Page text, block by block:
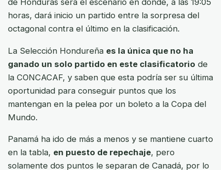
de Honduras será el escenario en donde, a las 19:05
horas, dará inicio un partido entre la sorpresa del
octagonal contra el último en la clasificación.
La Selección Hondureña es la única que no ha
ganado un solo partido en este clasificatorio de
la CONCACAF, y saben que esta podría ser su última
oportunidad para conseguir puntos que los
mantengan en la pelea por un boleto a la Copa del
Mundo.
Panamá ha ido de más a menos y se mantiene cuarto
en la tabla, en puesto de repechaje, pero
solamente dos puntos le separan de Canadá, por lo